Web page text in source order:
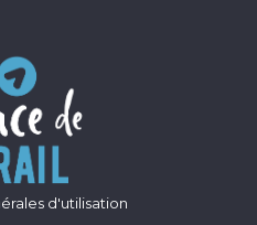
d'utilisation